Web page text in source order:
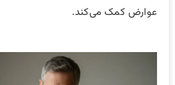
عوارض کمک می‌کند.